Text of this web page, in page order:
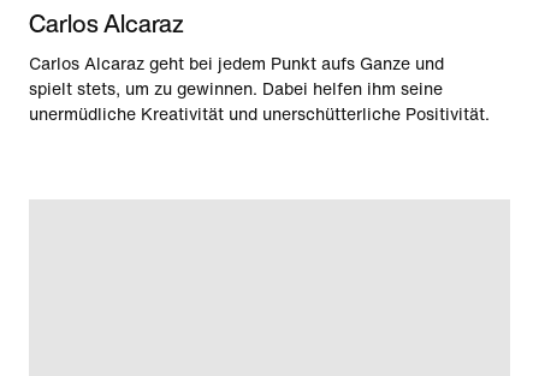
Carlos Alcaraz
Carlos Alcaraz geht bei jedem Punkt aufs Ganze und
spielt stets, um zu gewinnen. Dabei helfen ihm seine
unermüdliche Kreativität und unerschütterliche Positivität.